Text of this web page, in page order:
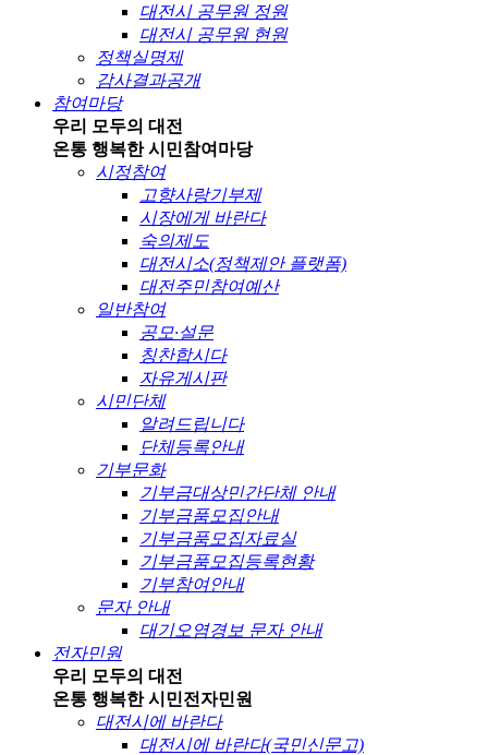
대전시 공무원 정원
대전시 공무원 현원
정책실명제
감사결과공개
참여마당
우리 모두의 대전
온통 행복한 시민참여마당
시정참여
고향사랑기부제
시장에게 바란다
숙의제도
대전시소(정책제안 플랫폼)
대전주민참여예산
일반참여
공모·설문
칭찬합시다
자유게시판
시민단체
알려드립니다
단체등록안내
기부문화
기부금대상민간단체 안내
기부금품모집안내
기부금품모집자료실
기부금품모집등록현황
기부참여안내
문자 안내
대기오염경보 문자 안내
전자민원
우리 모두의 대전
온통 행복한 시민전자민원
대전시에 바란다
대전시에 바란다(국민신문고)